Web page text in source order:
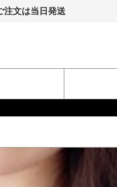
注文は当日発送